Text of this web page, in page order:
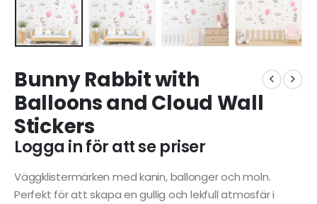
Bunny Rabbit with
Balloons and Cloud Wall
Stickers
Logga in för att se priser
Väggklistermärken med kanin, ballonger och moln.
Perfekt för att skapa en gullig och lekfull atmosfär i